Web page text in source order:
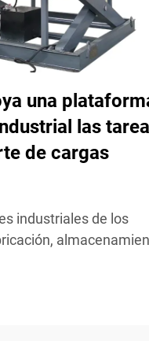
una
las
de cargas
industriales de los
materiales